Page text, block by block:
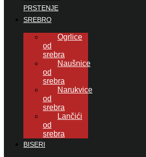
PRSTENJE
SREBRO
Ogrlice
od
srebra
Naušnice
od
srebra
Narukvice
od
srebra
Lančići
od
srebra
BISERI